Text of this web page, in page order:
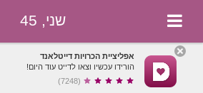
שני, 45
אפליציית הכרויות דייטלאנד
הורידו עכשיו וצאו לדייט עוד היום!
(7248)